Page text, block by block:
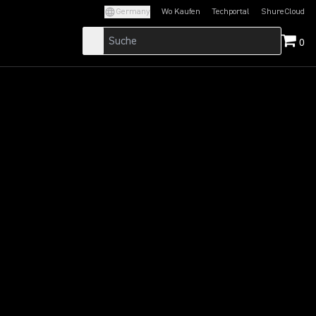
Germany Wo Kaufen Techportal
(Opens in a new tab)ShureCloud
(Opens in a new
0